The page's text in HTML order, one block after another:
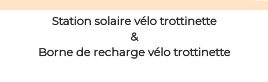
AccueilStation solaire vélo trottinette
&
Borne de recharge vélo trottinette